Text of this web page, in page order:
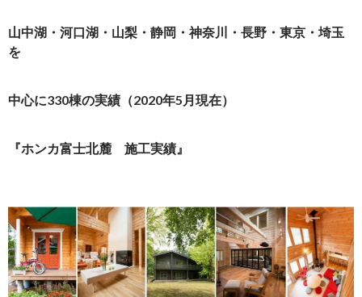
山中湖・河口湖・山梨・静岡・神奈川・長野・東京・埼玉
を
中心に330棟の実績（2020年5月現在）
『ホンカ富士北麓 施工実績』